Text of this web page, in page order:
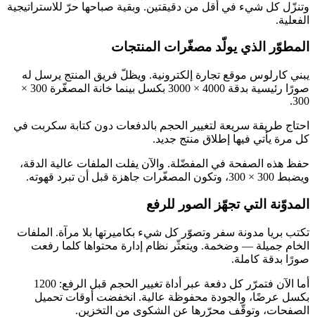
وتنزّل كل شيء في أقل من دقيقتين. وبقية صباحها حرّ للاستراتيجية
الفعلية.
المطوّر الذي يولّد مصغّرات المنتجات
يبني كارلوس موقع تجارة إلكترونية. ويظلّ فريق المنتج يرسل له
صورًا رئيسية بدقة 4000 × 3000 بكسل بينما خانة المصغّرة 300 ×
300.
احتاج طريقة سريعة لتغيير الحجم بالدفعات دون كتابة سكربت في
كل مرة يأتي فيها إطلاق منتج جديد.
حفظ هذه الصفحة في المفضّلة. والآن يفلت الملفات عالية الدقة،
ويضبط 300 × 300، وتكون المصغّرات جاهزة قبل أن تبرد قهوته.
المدوّنة التي تجهّز الصور للرفع
تكتب بريا مدونة سفر وتصوّر كل شيء بكاميرتها بلا مرآة. الملفات
الخام جميلة — وضخمة. ويتعثّر نظام إدارة محتواها كلما رفعت
صورًا بدقة كاملة.
أما الآن فتمرّر كل دفعة عبر أداة تغيير الحجم قبل الرفع: 1200
بكسل عرضًا، والجودة محفوظة عالية. انخفضت أوقات تحميل
الصفحات، وتوقّف محرّرها عن الشكوى من التخزين.